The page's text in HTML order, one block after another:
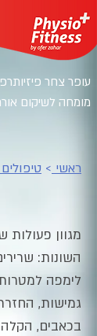
עופר צחר
מומחה לשיקום
ראשי > טיפולים
מגוון
השונות:
לימפה
גמישות,
בכאבים,